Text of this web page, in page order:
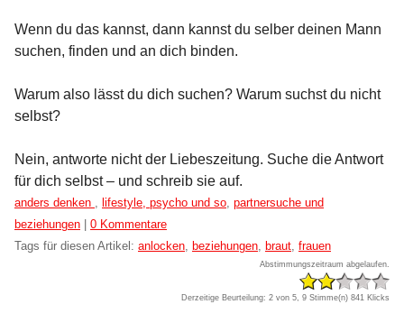
Wenn du das kannst, dann kannst du selber deinen Mann
suchen, finden und an dich binden.
Warum also lässt du dich suchen? Warum suchst du nicht
selbst?
Nein, antworte nicht der Liebeszeitung. Suche die Antwort
für dich selbst – und schreib sie auf.
Kategorien:
anders denken , lifestyle, psycho und so, partnersuche und
beziehungen
0 Kommentare
Tags für diesen Artikel: anlocken, beziehungen, braut, frauen
Abstimmungszeitraum abgelaufen.
Derzeitige Beurteilung: 2 von 5, 9 Stimme(n) 841 Klicks